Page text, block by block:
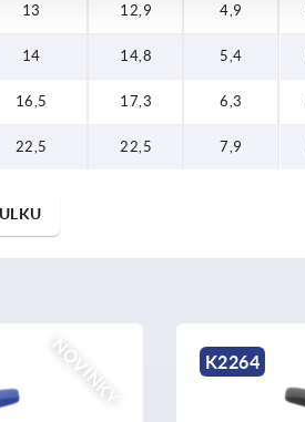
13 12,9 4,9
14 14,8 5,4
16,5 17,3 6,3
22,5 22,5 7,9
NOVINKY